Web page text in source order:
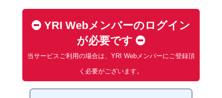
YRI Webメンバーのログイン
が必要です
当サービスご利用の場合は、YRI Webメンバーにご登録頂
く必要がございます。